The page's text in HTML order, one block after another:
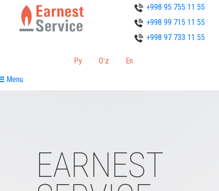
+998 95 755 11 55
+998 99 715 11 55
+998 97 733 11 55
Ру Oʻz
En
Menu
EARNEST